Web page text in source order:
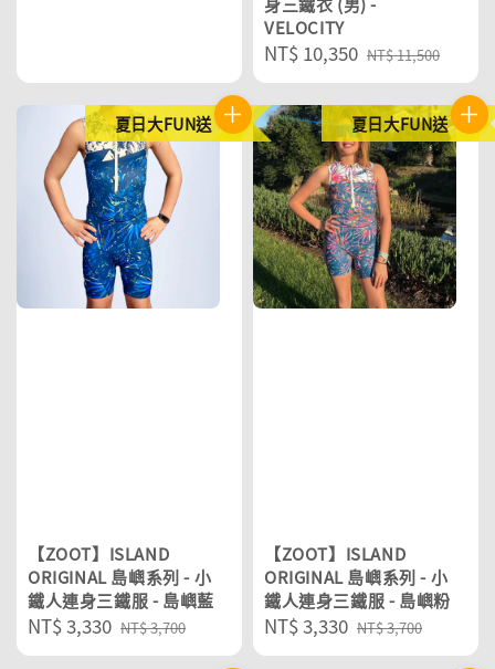
VELOCITY
Sale
price
NT$ 10,350 Regular
price
NT$ 11,500
夏日大FUN送
【ZOOT】ISLAND
ORIGINAL 島嶼系列 - 小
鐵人連身三鐵服 - 島嶼藍
Sale
price
NT$ 3,330 Regular
price
NT$ 3,700
夏日大FUN送
【ZOOT】ISLAND
ORIGINAL 島嶼系列 - 小
鐵人連身三鐵服 - 島嶼粉
Sale
price
NT$ 3,330 Regular
price
NT$ 3,700